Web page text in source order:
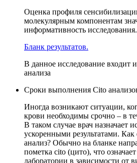
Оценка профиля
молекулярным компонентам
информативность исследования.
Бланк результатов.
В данное исследование входит
анализа
Сроки выполнения Cito
Иногда возникают ситуации,
крови необходимы срочно – в
В таком случае врач назначает
ускоренными результатами. Как
анализ? Обычно на бланке
пометка cito (цито), что
лаборатории в зависимости от